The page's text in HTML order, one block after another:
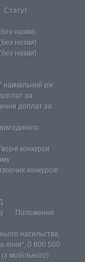
Статут
назви)
назви)
назви)
рік
за
доплат за
єдиного
конкурси
конкурсів
Положення
насильства,
лінія”, 0 800 500
мобільного)